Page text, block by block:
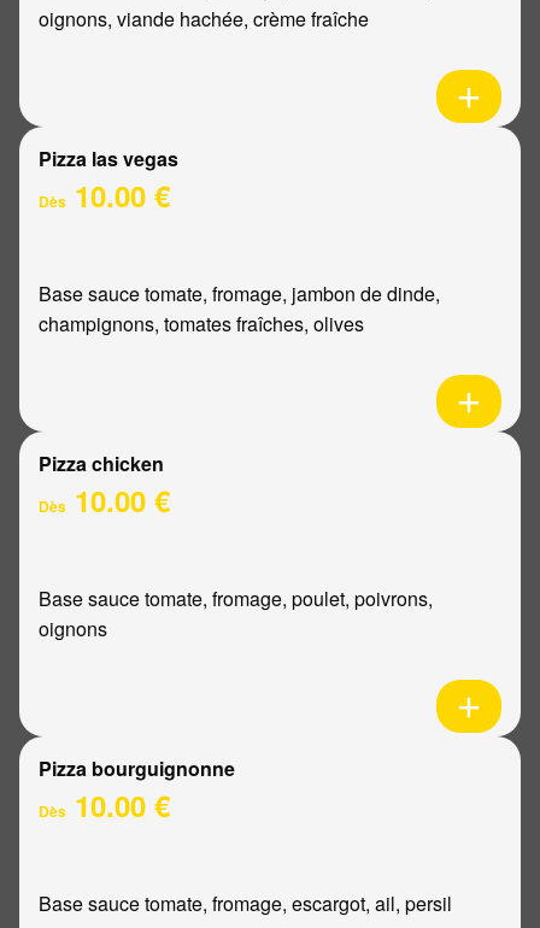
oignons, viande hachée, crème fraîche
Pizza las vegas
Dès 10.00 €
Base sauce tomate, fromage, jambon de dinde,
champignons, tomates fraîches, olives
Pizza chicken
Dès 10.00 €
Base sauce tomate, fromage, poulet, poivrons,
oignons
Pizza bourguignonne
Dès 10.00 €
Base sauce tomate, fromage, escargot, ail, persil